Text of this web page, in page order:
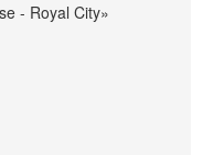
- Royal City»